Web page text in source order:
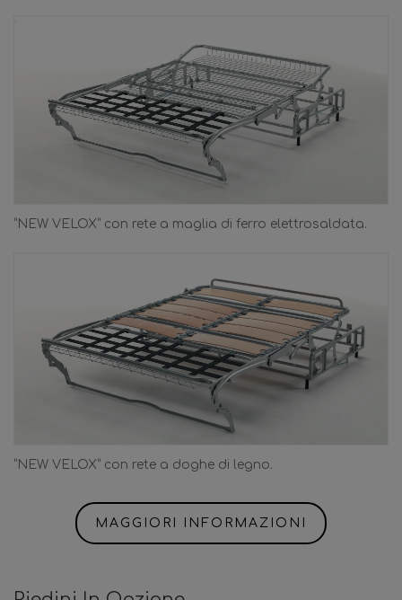
“NEW VELOX” con rete a maglia di ferro elettrosaldata.
“NEW VELOX” con rete a doghe di legno.
MAGGIORI INFORMAZIONI